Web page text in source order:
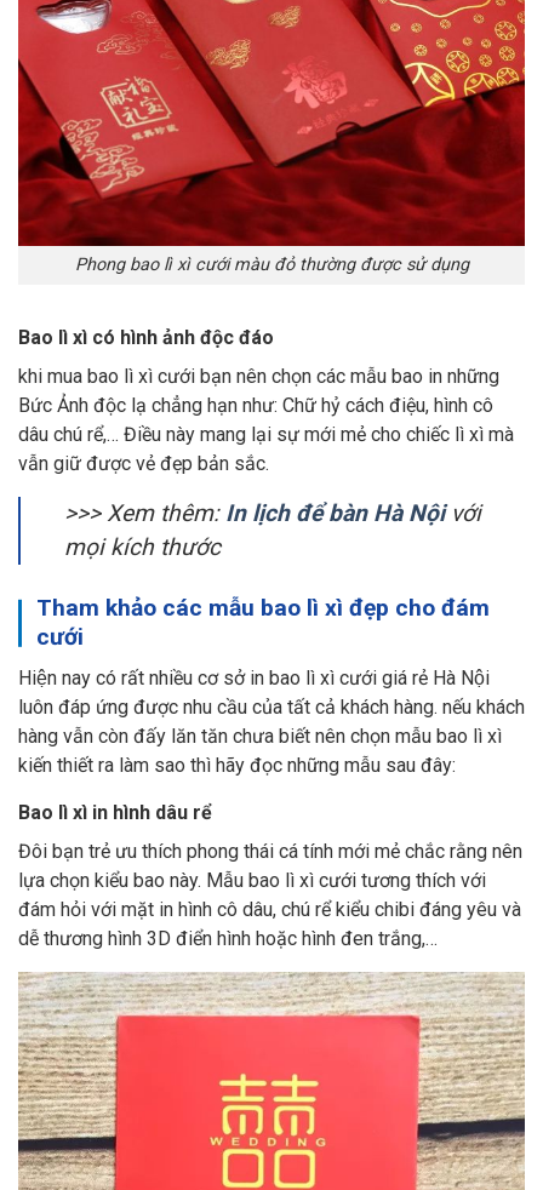
Phong bao lì xì cưới màu đỏ thường được sử dụng
Bao lì xì có hình ảnh độc đáo
khi mua bao lì xì cưới bạn nên chọn các mẫu bao in những
Bức Ảnh độc lạ chẳng hạn như: Chữ hỷ cách điệu, hình cô
dâu chú rể,… Điều này mang lại sự mới mẻ cho chiếc lì xì mà
vẫn giữ được vẻ đẹp bản sắc.
>>> Xem thêm: In lịch để bàn Hà Nội với
mọi kích thước
Tham khảo các mẫu bao lì xì đẹp cho đám
cưới
Hiện nay có rất nhiều cơ sở in bao lì xì cưới giá rẻ Hà Nội
luôn đáp ứng được nhu cầu của tất cả khách hàng. nếu khách
hàng vẫn còn đấy lăn tăn chưa biết nên chọn mẫu bao lì xì
kiến thiết ra làm sao thì hãy đọc những mẫu sau đây:
Bao lì xì in hình dâu rể
Đôi bạn trẻ ưu thích phong thái cá tính mới mẻ chắc rằng nên
lựa chọn kiểu bao này. Mẫu bao lì xì cưới tương thích với
đám hỏi với mặt in hình cô dâu, chú rể kiểu chibi đáng yêu và
dễ thương hình 3D điển hình hoặc hình đen trắng,…